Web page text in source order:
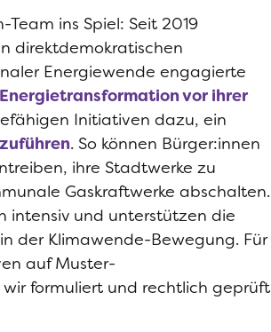
ins Spiel: Seit 2019
direktdemokratischen
Energiewende engagierte
Energietransformation vor ihrer
Initiativen dazu, ein
. So können Bürger:innen
ihre Stadtwerke zu
Gaskraftwerke abschalten.
intensiv und unterstützen die
der Klimawende-Bewegung. Für
auf Muster-
formuliert und rechtlich geprüft